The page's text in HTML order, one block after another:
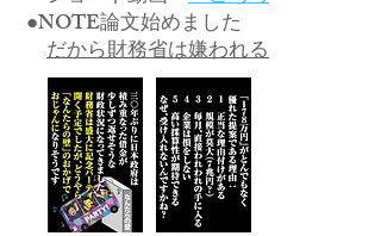
●NOTE論文始めました
だから財務省は嫌われる